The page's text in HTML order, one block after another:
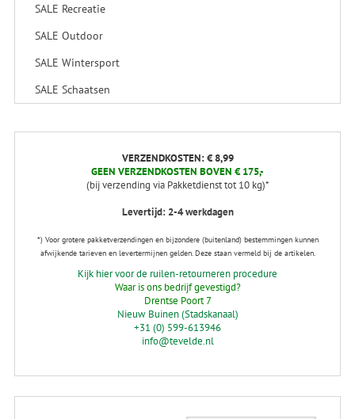
SALE Recreatie
SALE Outdoor
SALE Wintersport
SALE Schaatsen
VERZENDKOSTEN: € 8,99
GEEN VERZENDKOSTEN BOVEN € 175,-
(bij verzending via Pakketdienst tot 10 kg)*
Levertijd: 2-4 werkdagen
*) Voor grotere pakketverzendingen en bijzondere (buitenland) bestemmingen kunnen
afwijkende tarieven en levertermijnen gelden. Deze staan vermeld bij de artikelen.
Kijk hier voor de ruilen-retourneren procedure
Waar is ons bedrijf gevestigd?
Drentse Poort 7
Nieuw Buinen (Stadskanaal)
+31 (0) 599-613946
info@tevelde.nl